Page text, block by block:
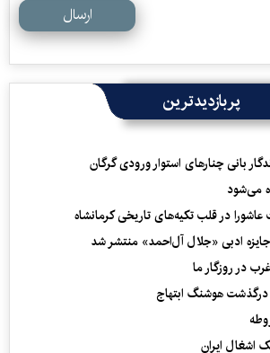
ارسال
پربازدیدترین
بانی چنارهای استوار ورودی گرگان
می‌شود
عاشورا در قلب تکیه‌های تاریخی کرمانشاه
ادبی «جلال آل‌احمد» منتشر شد
در روزگار ما
هوشنگ ابتهاج
اشغال ایران